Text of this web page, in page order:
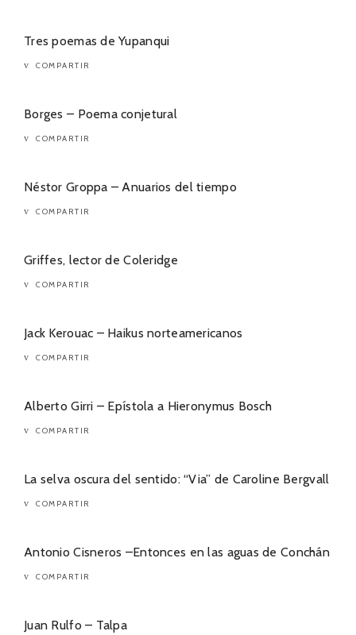
Tres poemas de Yupanqui
COMPARTIR
Borges – Poema conjetural
COMPARTIR
Néstor Groppa – Anuarios del tiempo
COMPARTIR
Griffes, lector de Coleridge
COMPARTIR
Jack Kerouac – Haikus norteamericanos
COMPARTIR
Alberto Girri – Epístola a Hieronymus Bosch
COMPARTIR
La selva oscura del sentido: “Via” de Caroline Bergvall
COMPARTIR
Antonio Cisneros –Entonces en las aguas de Conchán
COMPARTIR
Juan Rulfo – Talpa